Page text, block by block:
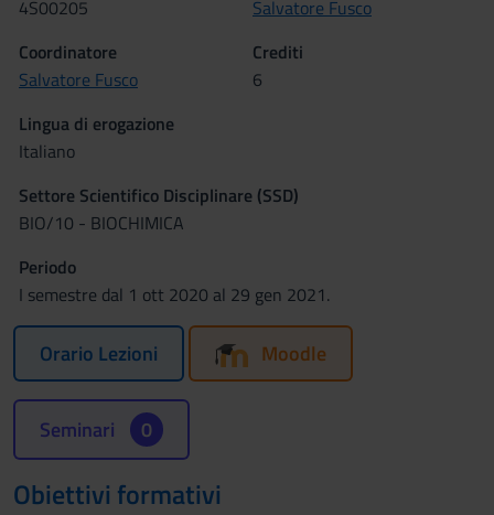
4S00205
Salvatore Fusco
Coordinatore
Salvatore Fusco
Crediti
6
Lingua di erogazione
Italiano
Settore Scientifico Disciplinare (SSD)
BIO/10 - BIOCHIMICA
Periodo
I semestre dal 1 ott 2020 al 29 gen 2021.
Orario Lezioni Moodle
Seminari 0
Obiettivi formativi